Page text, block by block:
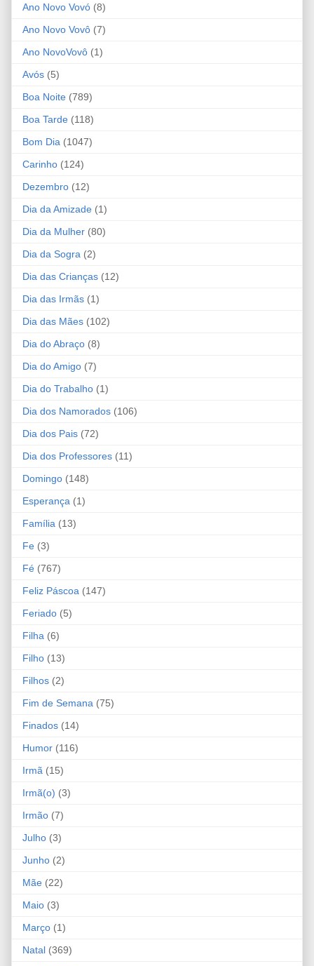
Ano Novo Vovó (8)
Ano Novo Vovô (7)
Ano NovoVovô (1)
Avós (5)
Boa Noite (789)
Boa Tarde (118)
Bom Dia (1047)
Carinho (124)
Dezembro (12)
Dia da Amizade (1)
Dia da Mulher (80)
Dia da Sogra (2)
Dia das Crianças (12)
Dia das Irmãs (1)
Dia das Mães (102)
Dia do Abraço (8)
Dia do Amigo (7)
Dia do Trabalho (1)
Dia dos Namorados (106)
Dia dos Pais (72)
Dia dos Professores (11)
Domingo (148)
Esperança (1)
Família (13)
Fe (3)
Fé (767)
Feliz Páscoa (147)
Feriado (5)
Filha (6)
Filho (13)
Filhos (2)
Fim de Semana (75)
Finados (14)
Humor (116)
Irmã (15)
Irmã(o) (3)
Irmão (7)
Julho (3)
Junho (2)
Mãe (22)
Maio (3)
Março (1)
Natal (369)